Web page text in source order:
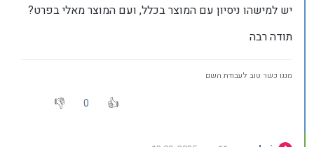
יש למישהו ניסיון עם המוצר בכלל, ועם המוצר מאלי בפרט?
תודה רבה
מנגו כשר טוב לעבודת השם
0